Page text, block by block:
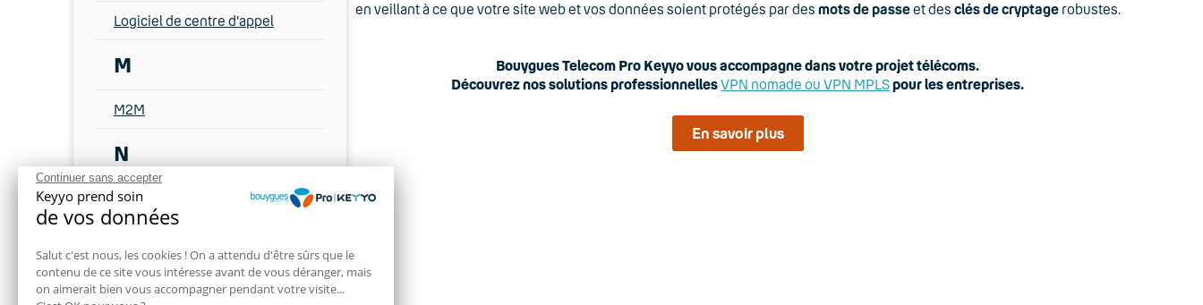
Continuer sans accepter
Keyyo prend soin
de vos données
Salut c'est nous, les cookies ! On a attendu d'être sûrs que le
contenu de ce site vous intéresse avant de vous déranger, mais
on aimerait bien vous accompagner pendant votre visite...
Logiciel de centre d'appel
M
M2M
N
NRO
Numéro 02
en veillant à ce que votre site web et vos données soient protégés par des mots de passeet des clés de cryptagerobustes.
Bouygues Telecom Pro Keyyo vous accompagne dans votre projet télécoms.
Découvrez nos solutions professionnellesVPN nomade ou VPN MPLSpour les entreprises.
En savoir plus